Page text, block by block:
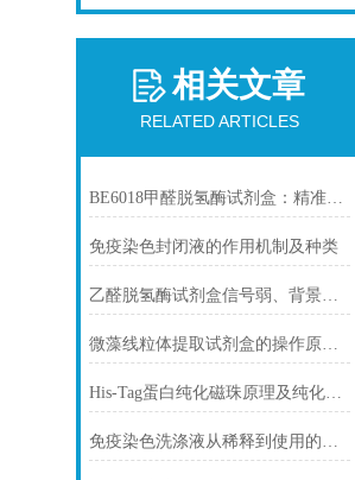
相关文章
RELATED ARTICLES
BE6018甲醛脱氢酶试剂盒：精准检测赋能多领域，标准化流程破解行业痛点
免疫染色封闭液的作用机制及种类
乙醛脱氢酶试剂盒信号弱、背景高、重复性差怎么办？
微藻线粒体提取试剂盒的操作原理与实验优化指南
His-Tag蛋白纯化磁珠原理及纯化步骤
免疫染色洗涤液从稀释到使用的完整流程